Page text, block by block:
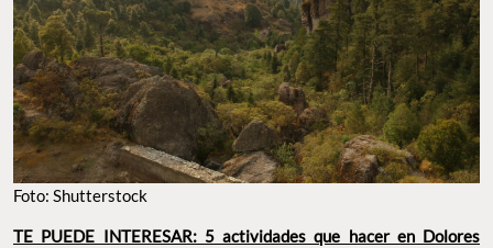
Foto: Shutterstock
TE PUEDE INTERESAR: 5 actividades que hacer en Dolores